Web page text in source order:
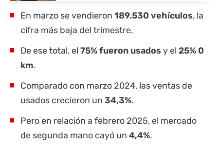
En marzo se vendieron 189.530 vehículos, la
cifra más baja del trimestre.
De ese total, el 75% fueron usados y el 25% 0
km.
Comparado con marzo 2024, las ventas de
usados crecieron un 34,3%.
Pero en relación a febrero 2025, el mercado
de segunda mano cayó un 4,4%.